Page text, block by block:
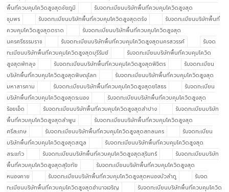
พื้นที่ควบคุมโควิดสูงสุดชัยภูมิ
รับจดทะเบียนบริษัทพื้นที่ควบคุมโควิดสูงสุด
ชุมพร
รับจดทะเบียนบริษัทพื้นที่ควบคุมโควิดสูงสุดตรัง
รับจดทะเบียนบริษัทพื้นที่
ควบคุมโควิดสูงสุดตราด
รับจดทะเบียนบริษัทพื้นที่ควบคุมโควิดสูงสุด
นครศรีธรรมราช
รับจดทะเบียนบริษัทพื้นที่ควบคุมโควิดสูงสุดนครสวรรค์
รับจด
ทะเบียนบริษัทพื้นที่ควบคุมโควิดสูงสุดบุรีรัมย์
รับจดทะเบียนบริษัทพื้นที่ควบคุมโควิด
สูงสุดพัทลุง
รับจดทะเบียนบริษัทพื้นที่ควบคุมโควิดสูงสุดพิจิตร
รับจดทะเบียน
บริษัทพื้นที่ควบคุมโควิดสูงสุดพิษณุโลก
รับจดทะเบียนบริษัทพื้นที่ควบคุมโควิดสูงสุด
มหาสารคาม
รับจดทะเบียนบริษัทพื้นที่ควบคุมโควิดสูงสุดยโสธร
รับจดทะเบียน
บริษัทพื้นที่ควบคุมโควิดสูงสุดระนอง
รับจดทะเบียนบริษัทพื้นที่ควบคุมโควิดสูงสุด
ร้อยเอ็ด
รับจดทะเบียนบริษัทพื้นที่ควบคุมโควิดสูงสุดลำปาง
รับจดทะเบียนบริษัท
พื้นที่ควบคุมโควิดสูงสุดลำพูน
รับจดทะเบียนบริษัทพื้นที่ควบคุมโควิดสูงสุด
ศรีสะเกษ
รับจดทะเบียนบริษัทพื้นที่ควบคุมโควิดสูงสุดสกลนคร
รับจดทะเบียน
บริษัทพื้นที่ควบคุมโควิดสูงสุดสตูล
รับจดทะเบียนบริษัทพื้นที่ควบคุมโควิดสูงสุด
สระแก้ว
รับจดทะเบียนบริษัทพื้นที่ควบคุมโควิดสูงสุดสุรินทร์
รับจดทะเบียนบริษัท
พื้นที่ควบคุมโควิดสูงสุดสุโขทัย
รับจดทะเบียนบริษัทพื้นที่ควบคุมโควิดสูงสุด
หนองคาย
รับจดทะเบียนบริษัทพื้นที่ควบคุมโควิดสูงสุดหนองบัวลำภู
รับจด
ทะเบียนบริษัทพื้นที่ควบคุมโควิดสูงสุดอำนาจเจริญ
รับจดทะเบียนบริษัทพื้นที่ควบคุมโควิด